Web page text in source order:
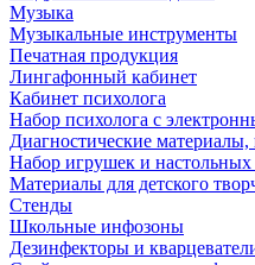
Музыка
Музыкальные инструменты
Печатная продукция
Лингафонный кабинет
Кабинет психолога
Набор психолога с
Диагностические
Набор игрушек и настольных
Материалы для детского
Стенды
Школьные инфозоны
Дезинфекторы и